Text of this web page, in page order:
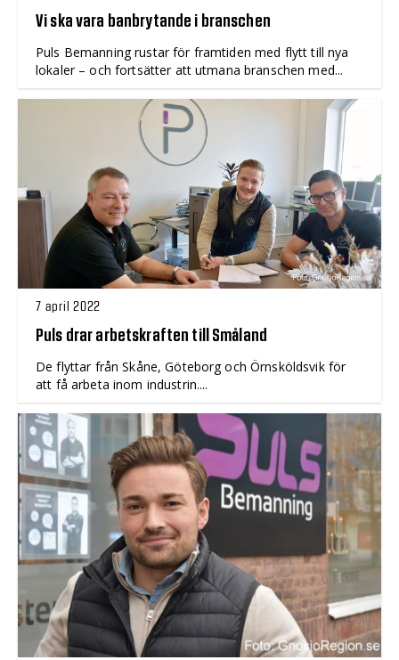
Vi ska vara banbrytande i branschen
Puls Bemanning rustar för framtiden med flytt till nya
lokaler – och fortsätter att utmana branschen med...
7 april 2022
Puls drar arbetskraften till Småland
De flyttar från Skåne, Göteborg och Örnsköldsvik för
att få arbeta inom industrin....